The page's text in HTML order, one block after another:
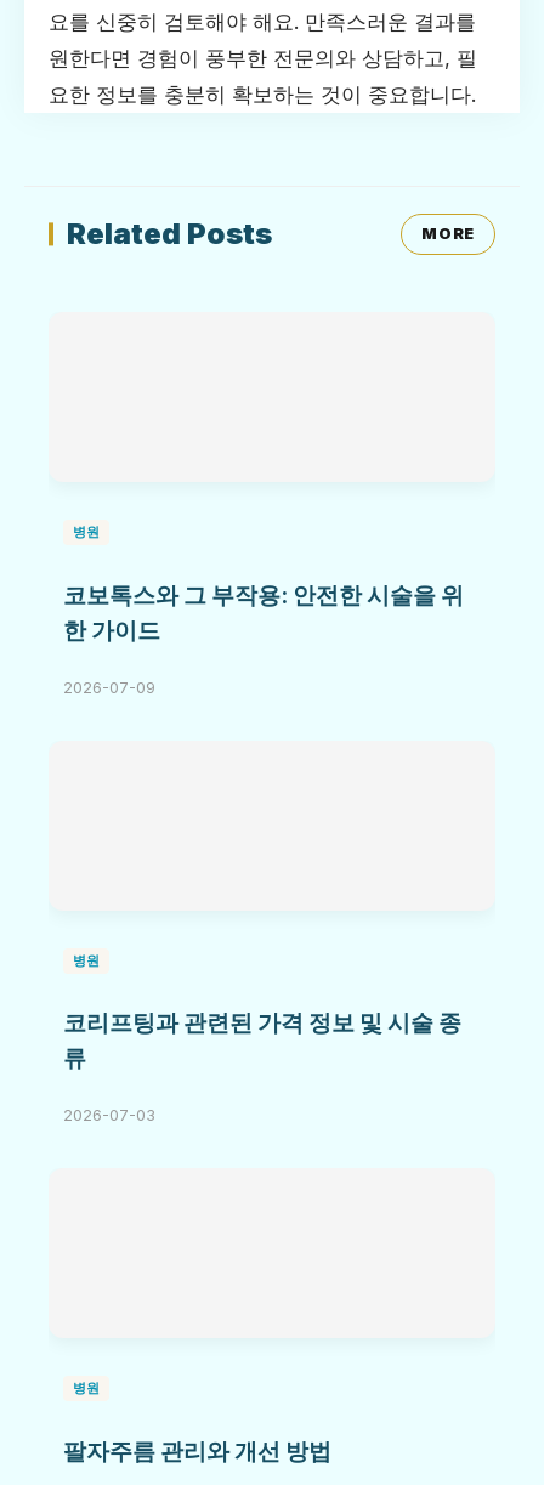
요를 신중히 검토해야 해요. 만족스러운 결과를
원한다면 경험이 풍부한 전문의와 상담하고, 필
요한 정보를 충분히 확보하는 것이 중요합니다.
Related Posts MORE
병원
코보톡스와 그 부작용: 안전한 시술을 위
한 가이드
2026-07-09
병원
코리프팅과 관련된 가격 정보 및 시술 종
류
2026-07-03
병원
팔자주름 관리와 개선 방법